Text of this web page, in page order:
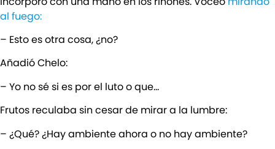
al fuego:
– Esto es otra cosa, ¿no?
Añadió Chelo:
– Yo no sé si es por el luto o que…
Frutos reculaba sin cesar de mirar a la lumbre:
– ¿Qué? ¿Hay ambiente ahora o no hay ambiente?